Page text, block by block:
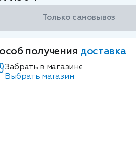
Только самовывоз
получения доставка
Забрать в магазине
Выбрать магазин